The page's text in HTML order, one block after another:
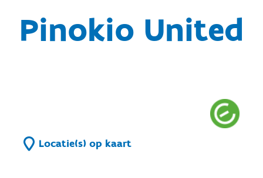
Pinokio United
Locatie(s) op kaart